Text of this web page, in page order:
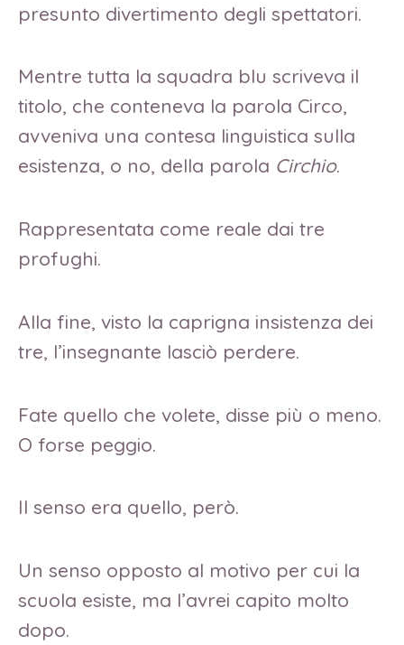
presunto divertimento degli spettatori.
Mentre tutta la squadra blu scriveva il
titolo, che conteneva la parola Circo,
avveniva una contesa linguistica sulla
esistenza, o no, della parola Circhio.
Rappresentata come reale dai tre
profughi.
Alla fine, visto la caprigna insistenza dei
tre, l’insegnante lasciò perdere.
Fate quello che volete, disse più o meno.
O forse peggio.
Il senso era quello, però.
Un senso opposto al motivo per cui la
scuola esiste, ma l’avrei capito molto
dopo.